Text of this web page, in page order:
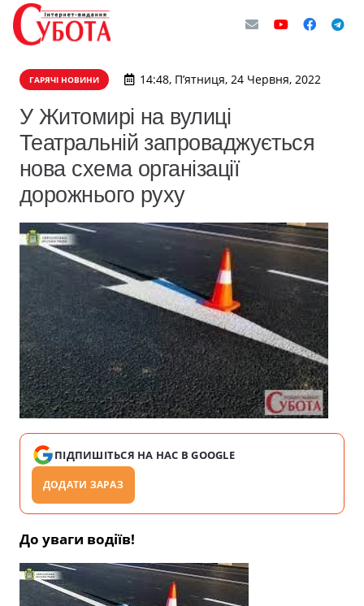
ГАРЯЧІ НОВИНИ 14:48, П’ятниця, 24 Червня, 2022
​У Житомирі на вулиці
Театральній запроваджується
нова схема організації
дорожнього руху
ПІДПИШІТЬСЯ НА НАС В GOOGLE
ДОДАТИ ЗАРАЗ
До уваги водіїв!